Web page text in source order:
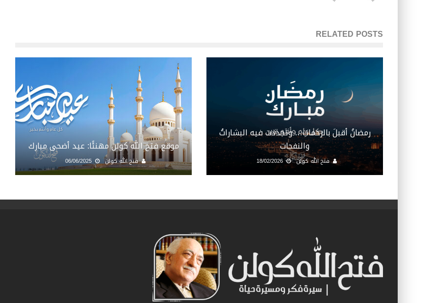
RELATED POSTS
رمضانُ أقبلَ بالرحماتِ… وتجددت فيه البشاراتُ
والنفحات
فتح الله كولن 18/02/2026
موقع فتح الله كولن مهنئًا: عيد أضحى مبارك
فتح الله كولن 06/06/2025